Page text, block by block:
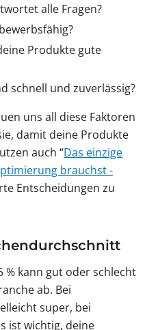
alle Fragen?
Produkte gute
schnell und zuverlässig?
uns all diese Faktoren
damit deine Produkte
auch “Das einzige
brauchst -
Entscheidungen zu
% kann gut oder schlecht
ab. Bei
super, bei
ist wichtig, deine